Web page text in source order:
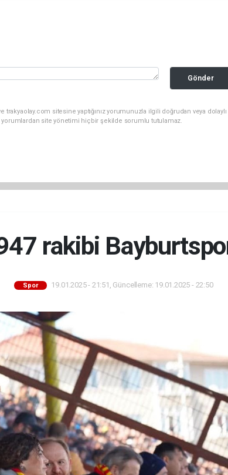
Gönder
trakyaolay.com sitesine yaptığınız yorumunuzla ilgili doğrudan veya dolaylı
yorumlardan site yönetimi hiçbir şekilde sorumlu tutulamaz.
rakibi
Spor 19.01.2025 - 21:51, Güncelleme: 19.01.2025 - 22:50